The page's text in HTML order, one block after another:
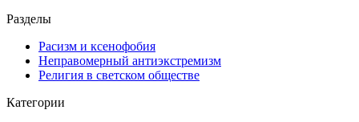
Разделы
Расизм и ксенофобия
Неправомерный антиэкстремизм
Религия в светском обществе
Категории